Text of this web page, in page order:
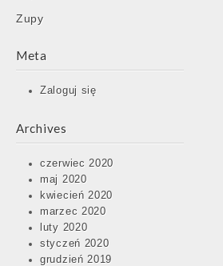
Zupy
Meta
Zaloguj się
Archives
czerwiec 2020
maj 2020
kwiecień 2020
marzec 2020
luty 2020
styczeń 2020
grudzień 2019